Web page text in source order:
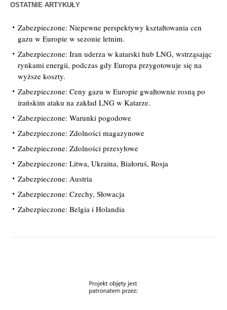
OSTATNIE ARTYKUŁY
Zabezpieczone: Niepewne perspektywy kształtowania cen
gazu w Europie w sezonie letnim.
Zabezpieczone: Iran uderza w katarski hub LNG, wstrząsając
rynkami energii, podczas gdy Europa przygotowuje się na
wyższe koszty.
Zabezpieczone: Ceny gazu w Europie gwałtownie rosną po
irańskim ataku na zakład LNG w Katarze.
Zabezpieczone: Warunki pogodowe
Zabezpieczone: Zdolności magazynowe
Zabezpieczone: Zdolności przesyłowe
Zabezpieczone: Litwa, Ukraina, Białoruś, Rosja
Zabezpieczone: Austria
Zabezpieczone: Czechy, Słowacja
Zabezpieczone: Belgia i Holandia